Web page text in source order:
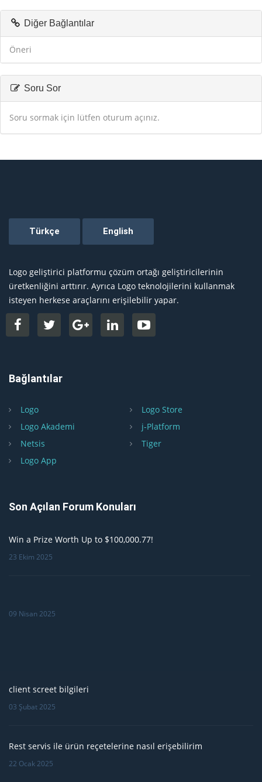
Diğer Bağlantılar
Öneri
Soru Sor
Soru sormak için lütfen oturum açınız.
Logo geliştirici platformu çözüm ortağı geliştiricilerinin
üretkenliğini arttırır. Ayrıca Logo teknolojilerini kullanmak
isteyen herkese araçlarını erişilebilir yapar.
Bağlantılar
Logo
Logo Store
Logo Akademi
j-Platform
Netsis
Tiger
Logo App
Son Açılan Forum Konuları
Win a Prize Worth Up to $100,000.77!
23 Ekim 2025
09 Nisan 2025
client screet bilgileri
03 Şubat 2025
Rest servis ile ürün reçetelerine nasıl erişebilirim
22 Ocak 2025